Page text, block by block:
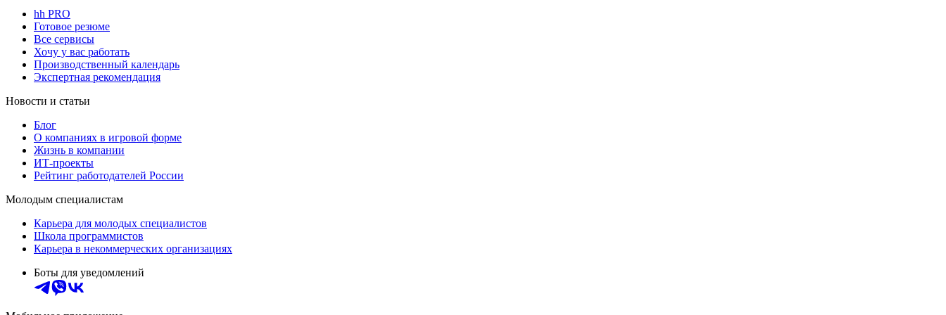
hh PRO
Готовое резюме
Все сервисы
Хочу у вас работать
Производственный календарь
Экспертная рекомендация
Новости и статьи
Блог
О компаниях в игровой форме
Жизнь в компании
ИТ-проекты
Рейтинг работодателей России
Молодым специалистам
Карьера для молодых специалистов
Школа программистов
Карьера в некоммерческих организациях
Боты для уведомлений